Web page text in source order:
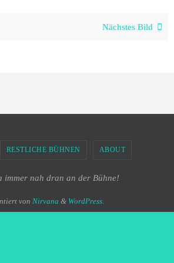
Nächstes Bild
RESTLICHE BÜHNEN ABOUT
immer nah dran an der Bühne!
von Nirvana & WordPress.